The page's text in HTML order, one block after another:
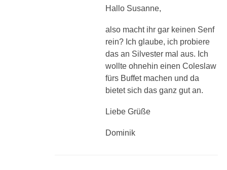
Hallo Susanne,
also macht ihr gar keinen Senf
rein? Ich glaube, ich probiere
das an Silvester mal aus. Ich
wollte ohnehin einen Coleslaw
fürs Buffet machen und da
bietet sich das ganz gut an.
Liebe Grüße
Dominik